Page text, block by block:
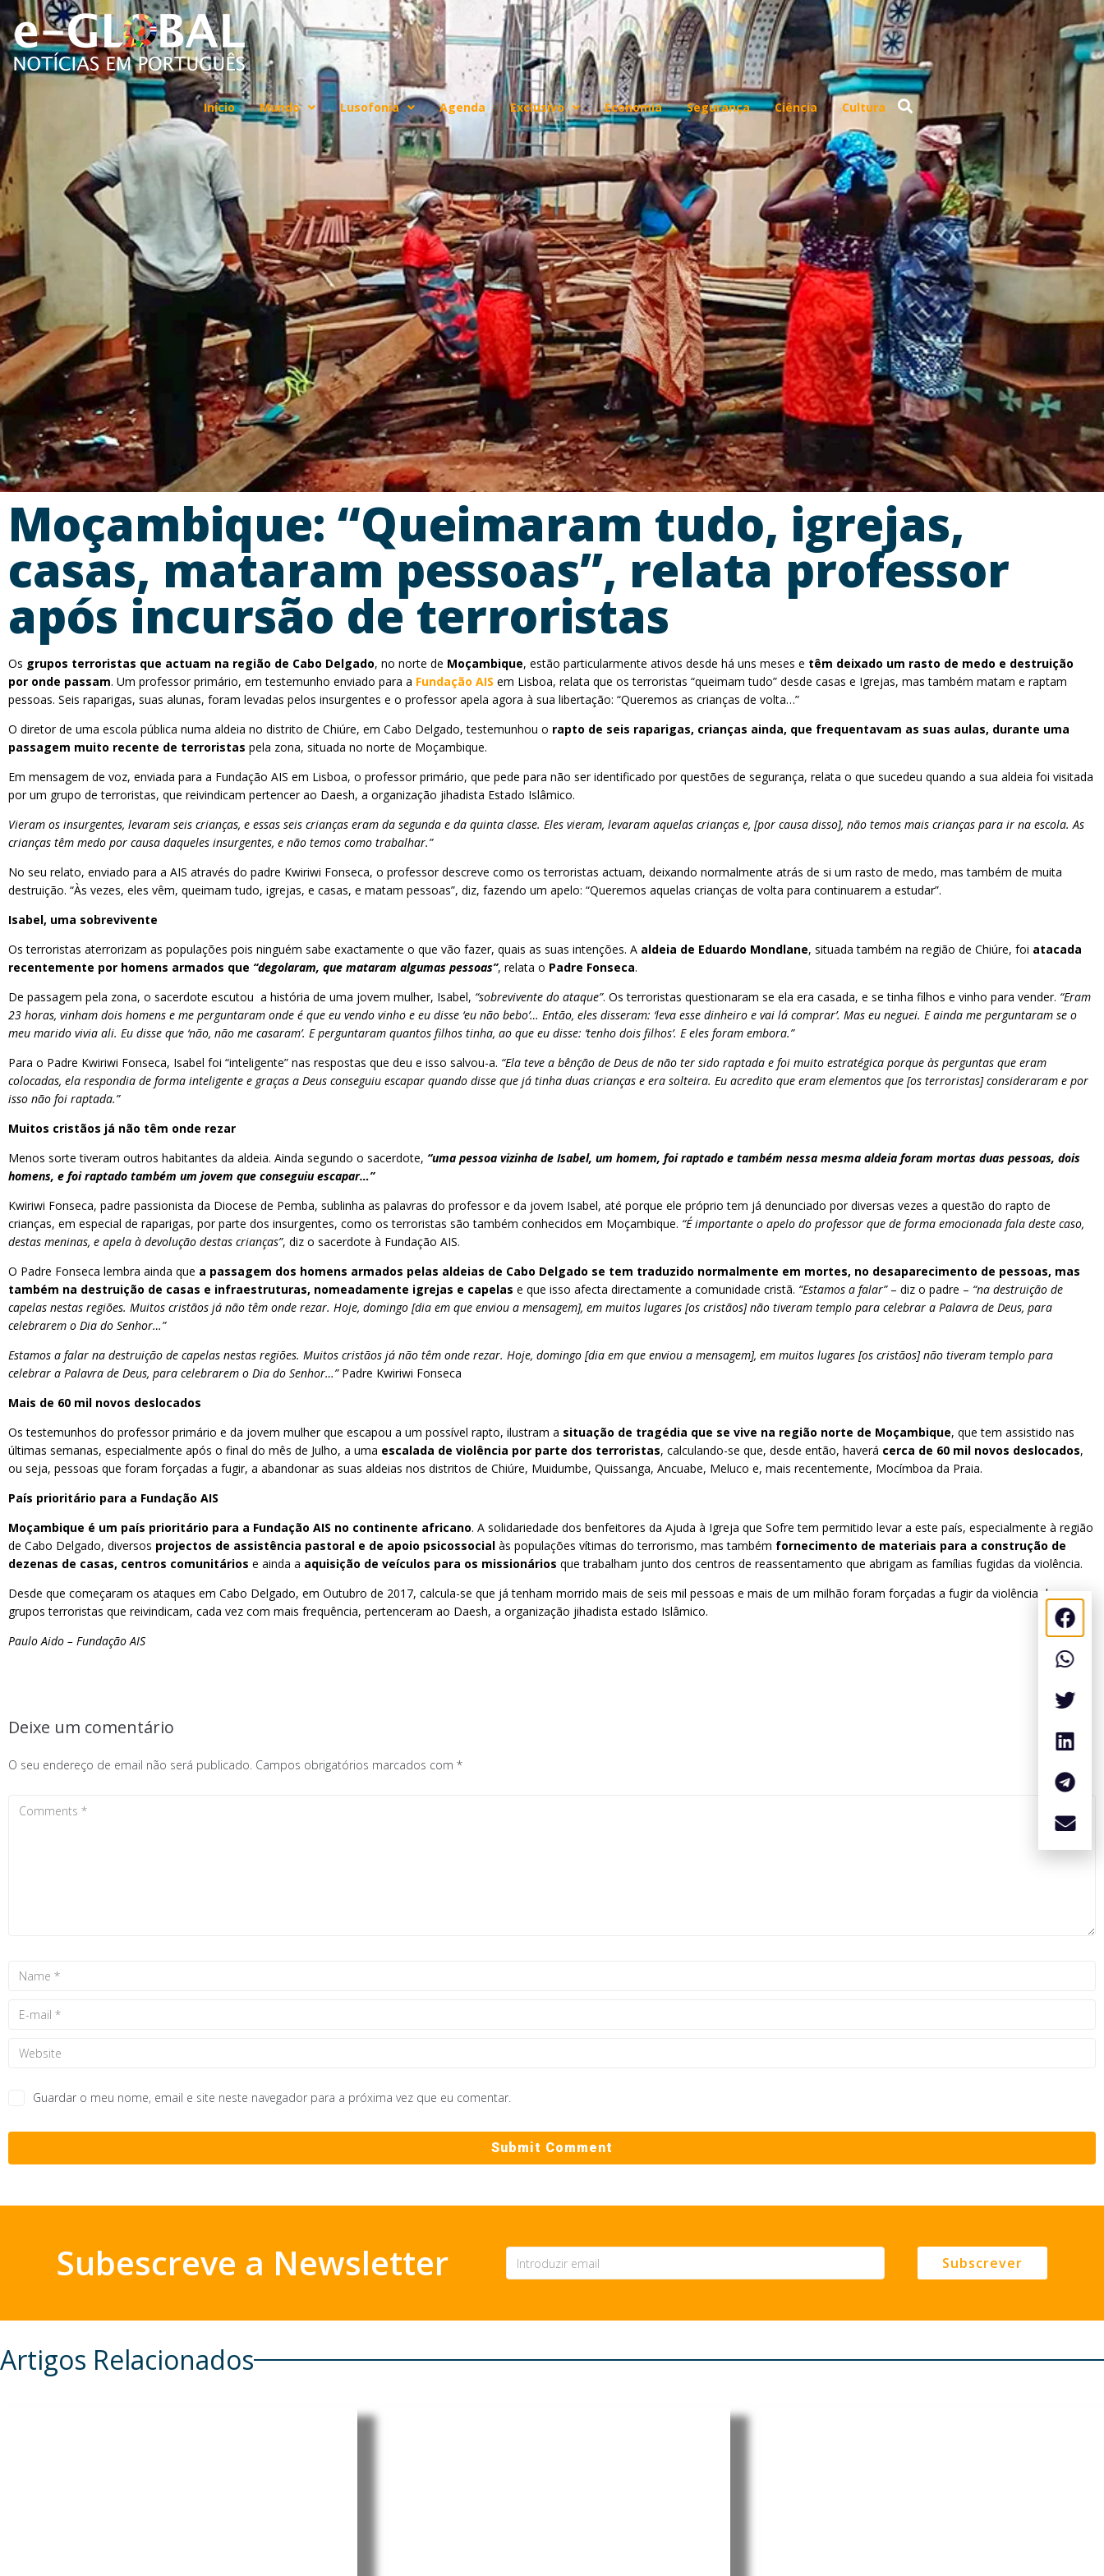
Início Mundo Lusofonia Agenda Exclusivo Economia Segurança Ciência Cultura
Moçambique: “Queimaram tudo, igrejas,
casas, mataram pessoas”, relata professor
após incursão de terroristas
Os grupos terroristas que actuam na região de Cabo Delgado, no norte de Moçambique, estão particularmente ativos desde há uns meses e têm deixado um rasto de medo e destruição
por onde passam. Um professor primário, em testemunho enviado para a Fundação AIS em Lisboa, relata que os terroristas “queimam tudo” desde casas e Igrejas, mas também matam e raptam
pessoas. Seis raparigas, suas alunas, foram levadas pelos insurgentes e o professor apela agora à sua libertação: “Queremos as crianças de volta…”
O diretor de uma escola pública numa aldeia no distrito de Chiúre, em Cabo Delgado, testemunhou o rapto de seis raparigas, crianças ainda, que frequentavam as suas aulas, durante uma
passagem muito recente de terroristas pela zona, situada no norte de Moçambique.
Em mensagem de voz, enviada para a Fundação AIS em Lisboa, o professor primário, que pede para não ser identificado por questões de segurança, relata o que sucedeu quando a sua aldeia foi visitada
por um grupo de terroristas, que reivindicam pertencer ao Daesh, a organização jihadista Estado Islâmico.
Vieram os insurgentes, levaram seis crianças, e essas seis crianças eram da segunda e da quinta classe. Eles vieram, levaram aquelas crianças e, [por causa disso], não temos mais crianças para ir na escola. As
crianças têm medo por causa daqueles insurgentes, e não temos como trabalhar.”
No seu relato, enviado para a AIS através do padre Kwiriwi Fonseca, o professor descreve como os terroristas actuam, deixando normalmente atrás de si um rasto de medo, mas também de muita
destruição. “Às vezes, eles vêm, queimam tudo, igrejas, e casas, e matam pessoas”, diz, fazendo um apelo: “Queremos aquelas crianças de volta para continuarem a estudar”.
Isabel, uma sobrevivente
Os terroristas aterrorizam as populações pois ninguém sabe exactamente o que vão fazer, quais as suas intenções. A aldeia de Eduardo Mondlane, situada também na região de Chiúre, foi atacada
recentemente por homens armados que “degolaram, que mataram algumas pessoas”, relata o Padre Fonseca.
De passagem pela zona, o sacerdote escutou a história de uma jovem mulher, Isabel, “sobrevivente do ataque”. Os terroristas questionaram se ela era casada, e se tinha filhos e vinho para vender. “Eram
23 horas, vinham dois homens e me perguntaram onde é que eu vendo vinho e eu disse ‘eu não bebo’… Então, eles disseram: ‘leva esse dinheiro e vai lá comprar’. Mas eu neguei. E ainda me perguntaram se o
meu marido vivia ali. Eu disse que ‘não, não me casaram’. E perguntaram quantos filhos tinha, ao que eu disse: ‘tenho dois filhos’. E eles foram embora.”
Para o Padre Kwiriwi Fonseca, Isabel foi “inteligente” nas respostas que deu e isso salvou-a. “Ela teve a bênção de Deus de não ter sido raptada e foi muito estratégica porque às perguntas que eram
colocadas, ela respondia de forma inteligente e graças a Deus conseguiu escapar quando disse que já tinha duas crianças e era solteira. Eu acredito que eram elementos que [os terroristas] consideraram e por
isso não foi raptada.”
Muitos cristãos já não têm onde rezar
Menos sorte tiveram outros habitantes da aldeia. Ainda segundo o sacerdote, “uma pessoa vizinha de Isabel, um homem, foi raptado e também nessa mesma aldeia foram mortas duas pessoas, dois
homens, e foi raptado também um jovem que conseguiu escapar…”
Kwiriwi Fonseca, padre passionista da Diocese de Pemba, sublinha as palavras do professor e da jovem Isabel, até porque ele próprio tem já denunciado por diversas vezes a questão do rapto de
crianças, em especial de raparigas, por parte dos insurgentes, como os terroristas são também conhecidos em Moçambique. “É importante o apelo do professor que de forma emocionada fala deste caso,
destas meninas, e apela à devolução destas crianças”, diz o sacerdote à Fundação AIS.
O Padre Fonseca lembra ainda que a passagem dos homens armados pelas aldeias de Cabo Delgado se tem traduzido normalmente em mortes, no desaparecimento de pessoas, mas
também na destruição de casas e infraestruturas, nomeadamente igrejas e capelas e que isso afecta directamente a comunidade cristã. “Estamos a falar”– diz o padre – “na destruição de
capelas nestas regiões. Muitos cristãos já não têm onde rezar. Hoje, domingo [dia em que enviou a mensagem], em muitos lugares [os cristãos] não tiveram templo para celebrar a Palavra de Deus, para
celebrarem o Dia do Senhor…”
Estamos a falar na destruição de capelas nestas regiões. Muitos cristãos já não têm onde rezar. Hoje, domingo [dia em que enviou a mensagem], em muitos lugares [os cristãos] não tiveram templo para
celebrar a Palavra de Deus, para celebrarem o Dia do Senhor…”Padre Kwiriwi Fonseca
Mais de 60 mil novos deslocados
Os testemunhos do professor primário e da jovem mulher que escapou a um possível rapto, ilustram a situação de tragédia que se vive na região norte de Moçambique, que tem assistido nas
últimas semanas, especialmente após o final do mês de Julho, a uma escalada de violência por parte dos terroristas, calculando-se que, desde então, haverá cerca de 60 mil novos deslocados,
ou seja, pessoas que foram forçadas a fugir, a abandonar as suas aldeias nos distritos de Chiúre, Muidumbe, Quissanga, Ancuabe, Meluco e, mais recentemente, Mocímboa da Praia.
País prioritário para a Fundação AIS
Moçambique é um país prioritário para a Fundação AIS no continente africano. A solidariedade dos benfeitores da Ajuda à Igreja que Sofre tem permitido levar a este país, especialmente à região
de Cabo Delgado, diversos projectos de assistência pastoral e de apoio psicossocial às populações vítimas do terrorismo, mas também fornecimento de materiais para a construção de
dezenas de casas, centros comunitários e ainda a aquisição de veículos para os missionários que trabalham junto dos centros de reassentamento que abrigam as famílias fugidas da violência.
Desde que começaram os ataques em Cabo Delgado, em Outubro de 2017, calcula-se que já tenham morrido mais de seis mil pessoas e mais de um milhão foram forçadas a fugir da violência dos
grupos terroristas que reivindicam, cada vez com mais frequência, pertenceram ao Daesh, a organização jihadista estado Islâmico.
Paulo Aido – Fundação AIS
Deixe um comentário
O seu endereço de email não será publicado. Campos obrigatórios marcados com *
Guardar o meu nome, email e site neste navegador para a próxima vez que eu comentar.
Subescreve a Newsletter Subscrever
Artigos Relacionados